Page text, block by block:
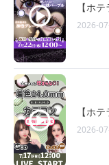
【ホ
2026-
【ホ
2026-